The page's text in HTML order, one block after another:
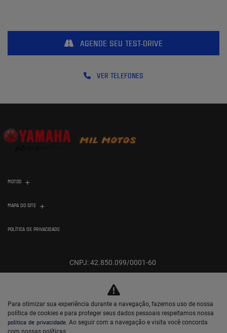
VER TELEFONES
AGENDE SEU TEST-DRIVE
MOTOS
MAPA DO SITE
POLÍTICA DE PRIVACIDADE
CNPJ: 42.850.099/0001-60
No trânsito, enxergar o outro salva
Para otimizar sua experiência durante a navegação, fazemos uso de nossa
política de cookies e para proteger seus dados pessoais respeitamos nossa
política de privacidade. Ao seguir com a navegação e visita você concorda
com nossas políticas.